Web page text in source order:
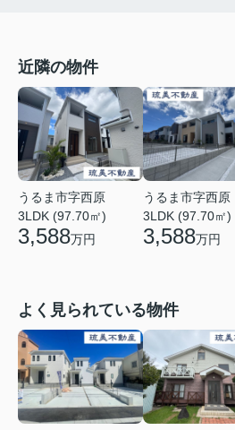
近隣の物件
うるま市字西原
3LDK (97.70㎡)
3,588万円
うるま市字西原
3LDK (97.70㎡)
3,588万円
よく見られている物件